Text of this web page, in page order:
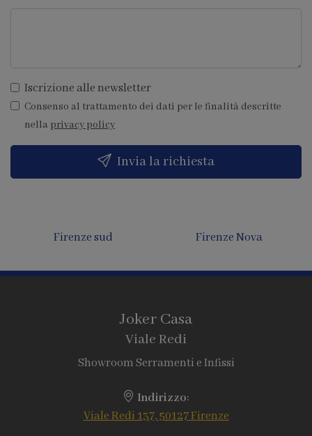
Iscrizione alle newsletter
Consenso al trattamento dei dati per le finalità descritte
nella privacy policy
Invia la richiesta
Rifredi Novoli
Joker Casa
Viale Redi
Showroom Serramenti e Infissi
Indirizzo:
Viale Redi 137, 50127 Firenze